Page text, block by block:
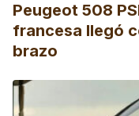
Peugeot 508
francesa llegó
brazo